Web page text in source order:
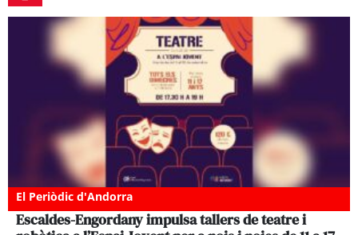
El Periòdic d'Andorra
Escaldes-Engordany impulsa tallers de teatre i